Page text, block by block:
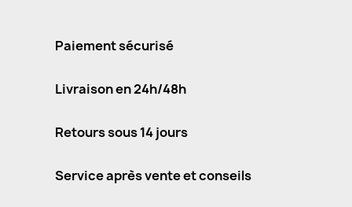
Paiement sécurisé
Livraison en 24h/48h
Retours sous 14 jours
Service après vente et conseils